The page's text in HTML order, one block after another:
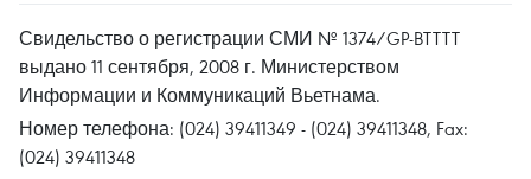
Свидельство о регистрации СМИ № 1374/GP-BTTTT
выдано 11 сентября, 2008 г. Министерством
Информации и Коммуникаций Вьетнама.
Номер телефона: (024) 39411349 - (024) 39411348, Fax:
(024) 39411348